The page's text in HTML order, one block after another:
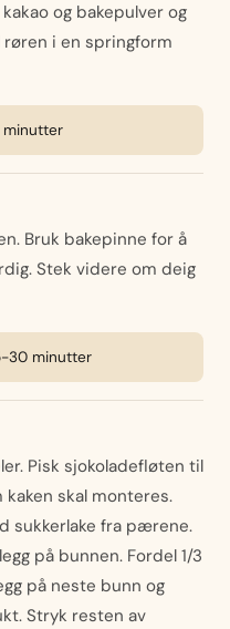
og bakepulver og
i en springform
minutter
Bruk bakepinne for å
Stek videre om deig
30 minutter
Pisk sjokoladefløten til
skal monteres.
sukkerlake fra pærene.
på bunnen. Fordel 1/3
på neste bunn og
Stryk resten av